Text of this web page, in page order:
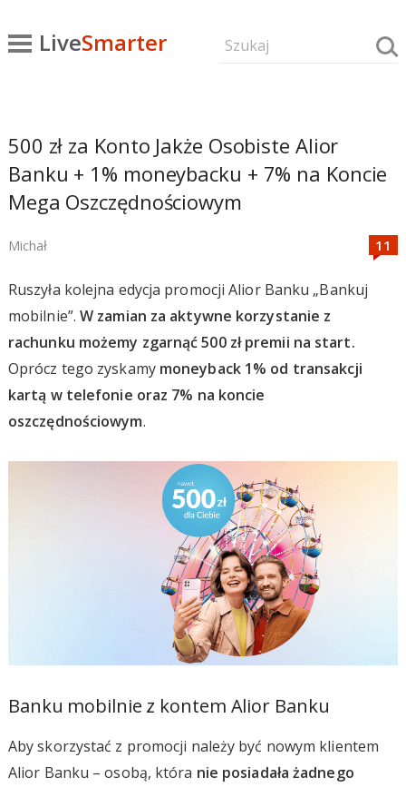
LiveSmarter
500 zł za Konto Jakże Osobiste Alior
Banku + 1% moneybacku + 7% na Koncie
Mega Oszczędnościowym
Michał
Ruszyła kolejna edycja promocji Alior Banku „Bankuj
mobilnie”.W zamian za aktywne korzystanie z
rachunku możemy zgarnąć 500 zł premii na start.
Oprócz tego zyskamy moneyback 1% od transakcji
kartą w telefonie oraz 7% na koncie
oszczędnościowym.
Banku mobilnie z kontem Alior Banku
Aby skorzystać z promocji należy być nowym klientem
Alior Banku – osobą, która nie posiadała żadnego